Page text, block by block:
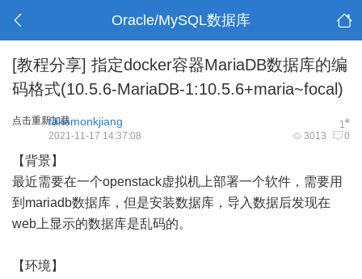
Oracle/MySQL数据库
[教程分享] 指定docker容器MariaDB数据库的编
码格式(10.5.6-MariaDB-1:10.5.6+maria~focal)
点击重新加载 1#
fakemonkjiang
3013 0
2021-11-17 14:37:08
【背景】
最近需要在一个openstack虚拟机上部署一个软件，需要用
到mariadb数据库，但是安装数据库，导入数据后发现在
web上显示的数据库是乱码的。
【环境】